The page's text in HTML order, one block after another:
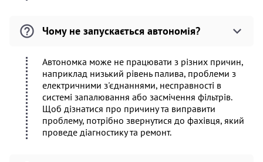
Чому не запускається автономія?
Автономка може не працювати з різних причин,
наприклад низький рівень палива, проблеми з
електричними з'єднаннями, несправності в
системі запалювання або засмічення фільтрів.
Щоб дізнатися про причину та виправити
проблему, потрібно звернутися до фахівця, який
проведе діагностику та ремонт.